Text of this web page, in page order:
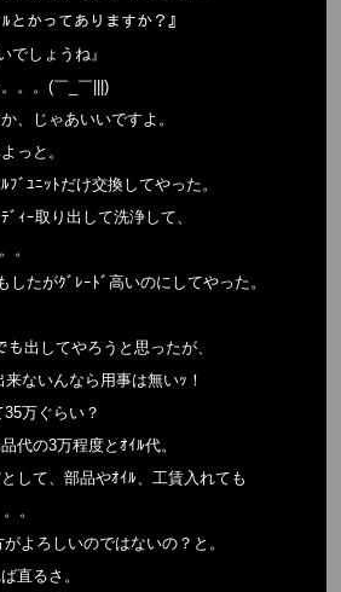
とかってありますか？』
でしょうね』
。。(￣_￣|||)
、じゃあいいですよ。
っと。
ﾌﾞﾕﾆｯﾄだけ交換してやった。
ﾞｨｰ取り出して洗浄して、
。
したがｸﾞﾚｰﾄﾞ高いのにしてやった。
出してやろうと思ったが、
ないんなら用事は無いｯ！
万ぐらい？
代の3万程度とｵｲﾙ代。
して、部品やｵｲﾙ、工賃入れても
。
よろしいのではないの？と。
直るさ。